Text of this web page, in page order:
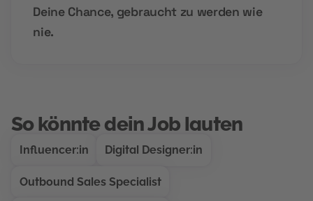
Deine Chance, gebraucht zu werden wie
nie.
So könnte dein Job lauten
Influencer:in Digital Designer:in
Outbound Sales Specialist